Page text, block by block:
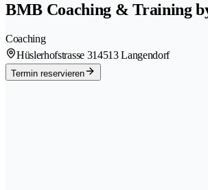
BMB Coaching & Training
Coaching
Hüslerhofstrasse 314513 Langendorf
Termin reservieren